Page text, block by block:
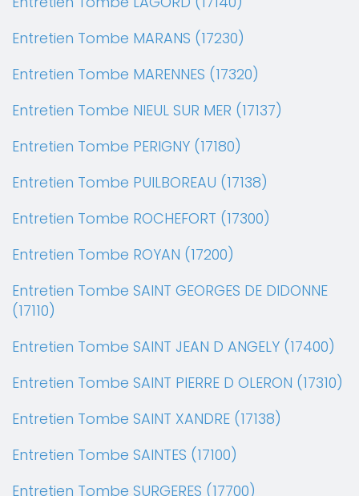
Entretien Tombe MARANS (17230)
Entretien Tombe MARENNES (17320)
Entretien Tombe NIEUL SUR MER (17137)
Entretien Tombe PERIGNY (17180)
Entretien Tombe PUILBOREAU (17138)
Entretien Tombe ROCHEFORT (17300)
Entretien Tombe ROYAN (17200)
Entretien Tombe SAINT GEORGES DE DIDONNE
(17110)
Entretien Tombe SAINT JEAN D ANGELY (17400)
Entretien Tombe SAINT PIERRE D OLERON (17310)
Entretien Tombe SAINT XANDRE (17138)
Entretien Tombe SAINTES (17100)
Entretien Tombe SURGERES (17700)